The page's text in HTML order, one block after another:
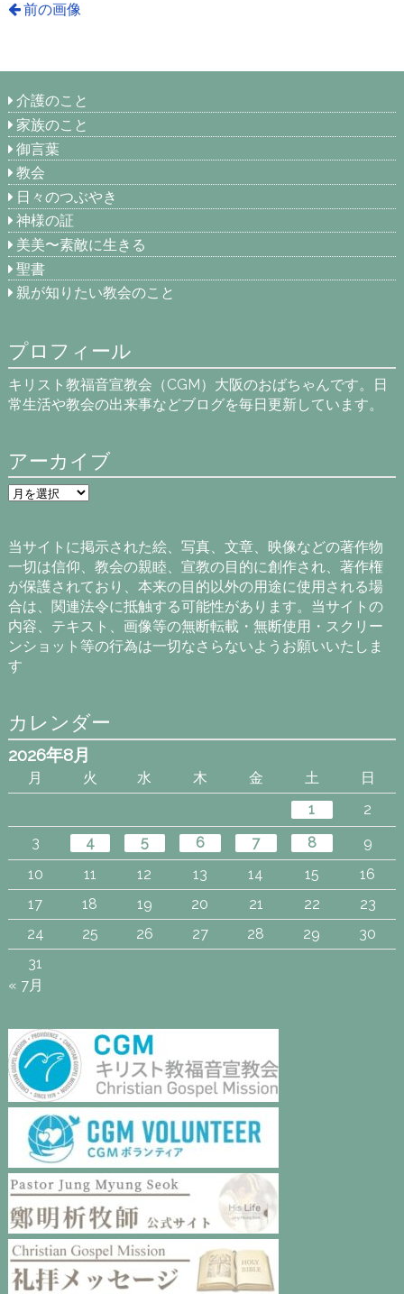
前の画像
介護のこと
家族のこと
御言葉
教会
日々のつぶやき
神様の証
美美〜素敵に生きる
聖書
親が知りたい教会のこと
プロフィール
キリスト教福音宣教会（CGM）大阪のおばちゃんです。日
常生活や教会の出来事などブログを毎日更新しています。
アーカイブ
ア
ー
ブ
当サイトに掲示された絵、写真、文章、映像などの著作物
一切は信仰、教会の親睦、宣教の目的に創作され、著作権
が保護されており、本来の目的以外の用途に使用される場
合は、関連法令に抵触する可能性があります。当サイトの
内容、テキスト、画像等の無断転載・無断使用・スクリー
ンショット等の行為は一切なさらないようお願いいたしま
す
カレンダー
2026年8月
月 火 水 木 金 土
日
1
2
3
4 5 6 7 8
9
10
11 12 13 14 15
16
17
18 19 20 21 22
23
24
25 26 27 28 29
30
31
« 7月